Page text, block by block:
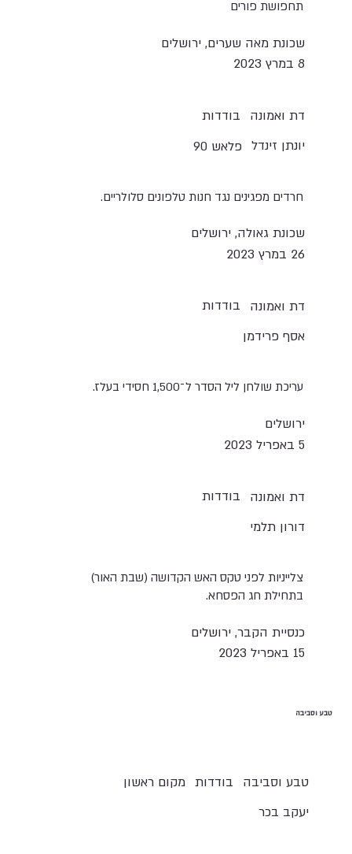
טבע וסביבה
מקום ראשון בודדות
טבע וסביבה
יעקב בכר
תחפושת פורים
שכונת מאה שערים, ירושלים
8 במרץ 2023
בודדות
דת ואמונה
פלאש 90 יונתן זינדל
חרדים מפגינים נגד חנות טלפונים סלולריים.
שכונת גאולה, ירושלים
26 במרץ 2023
בודדות
דת ואמונה
אסף פרידמן
עריכת שולחן ליל הסדר ל־1,500 חסידי בעלז.
ירושלים
5 באפריל 2023
בודדות
דת ואמונה
דורון תלמי
צלייניות לפני טקס האש הקדושה (שבת האור)
בתחילת חג הפסחא.
כנסיית הקבר, ירושלים
15 באפריל 2023